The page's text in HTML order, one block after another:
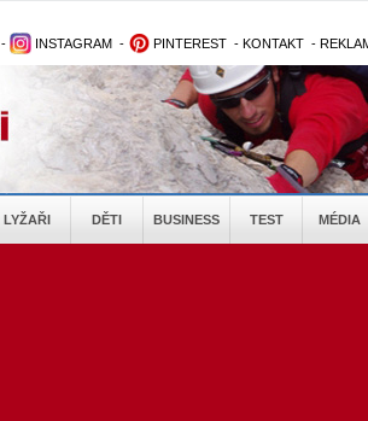
- INSTAGRAM - PINTEREST - KONTAKT -
LYŽAŘI DĚTI BUSINESS TEST MÉDIA